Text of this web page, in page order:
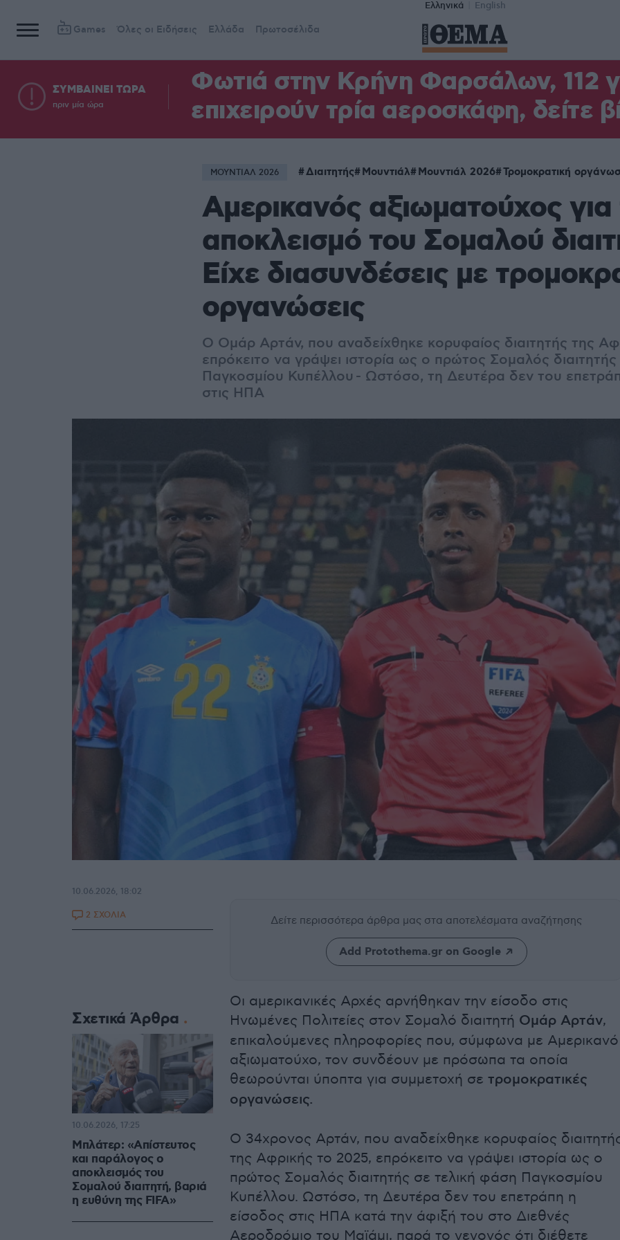
Ελληνικά English
Games Όλες οι Ειδήσεις Ελλάδα Πρωτοσέλιδα
ΣΥΜΒΑΙΝΕΙ ΤΩΡΑ
πριν μία ώρα
Φωτιά στην Κρήνη Φαρσάλων, 112
επιχειρούν τρία αεροσκάφη, δείτε
ΜΟΥΝΤΙΑΛ 2026 Διαιτητής Μουντιάλ Μουντιάλ 2026 Τρομοκρατική
Αμερικανός αξιωματούχος για
αποκλεισμό του Σομαλού
Είχε διασυνδέσεις με
οργανώσεις
Ο Ομάρ Αρτάν, που αναδείχθηκε κορυφαίος διαιτητής της
επρόκειτο να γράψει ιστορία ως ο πρώτος Σομαλός
Παγκοσμίου Κυπέλλου - Ωστόσο, τη Δευτέρα δεν του
στις ΗΠΑ
Δείτε περισσότερα άρθρα μας στα αποτελέσματα αναζήτησης
Add Protothema.gr on Google
Οι αμερικανικές Αρχές αρνήθηκαν την είσοδο στις
Ηνωμένες Πολιτείες στον Σομαλό διαιτητή Ομάρ Αρτάν,
επικαλούμενες πληροφορίες που, σύμφωνα με Αμερικανό
αξιωματούχο, τον συνδέουν με πρόσωπα τα οποία
θεωρούνται ύποπτα για συμμετοχή σε τρομοκρατικές
οργανώσεις.
Ο 34χρονος Αρτάν, που αναδείχθηκε κορυφαίος
της Αφρικής το 2025, επρόκειτο να γράψει ιστορία ως ο
πρώτος Σομαλός διαιτητής σε τελική φάση Παγκοσμίου
Κυπέλλου. Ωστόσο, τη Δευτέρα δεν του επετράπη η
είσοδος στις ΗΠΑ κατά την άφιξή του στο Διεθνές
Αεροδρόμιο του Μαϊάμι, παρά το γεγονός ότι διέθετε
10.06.2026, 18:02
2 ΣΧΟΛΙΑ
Σχετικά Άρθρα
Μπλάτερ: «Απίστευτος
και παράλογος ο
αποκλεισμός του
Σομαλού διαιτητή, βαριά
η ευθύνη της FIFA»
10.06.2026, 17:25